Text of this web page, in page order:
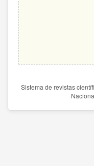
Sistema de revistas